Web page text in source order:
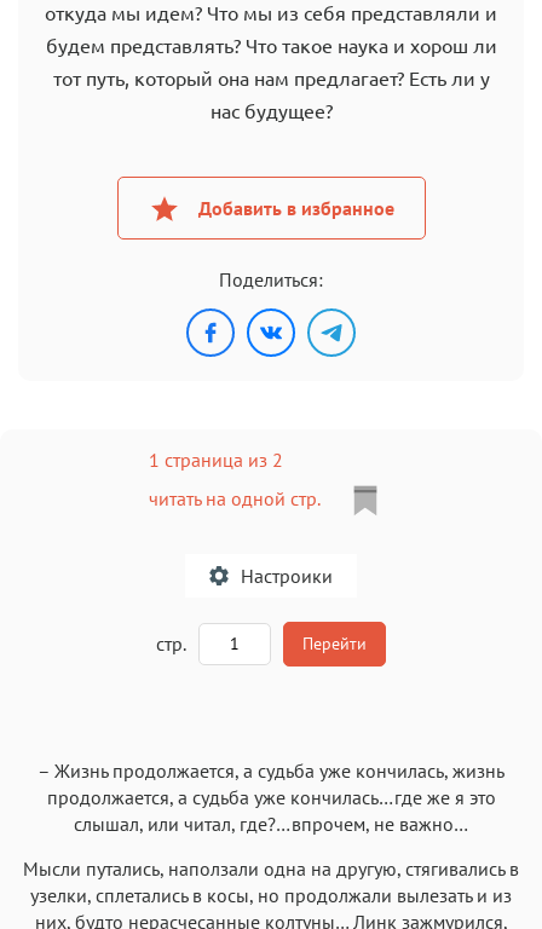
откуда мы идем? Что мы из себя представляли и
будем представлять? Что такое наука и хорош ли
тот путь, который она нам предлагает? Есть ли у
нас будущее?
Добавить в избранное
Поделиться:
1 страница из 2
читать на одной стр.
Настроики
Аа Аа Аа Аа
стр. Перейти
– Жизнь продолжается, а судьба уже кончилась, жизнь
продолжается, а судьба уже кончилась…где же я это
слышал, или читал, где?…впрочем, не важно…
Мысли путались, наползали одна на другую, стягивались в
узелки, сплетались в косы, но продолжали вылезать и из
них, будто нерасчесанные колтуны… Линк зажмурился,